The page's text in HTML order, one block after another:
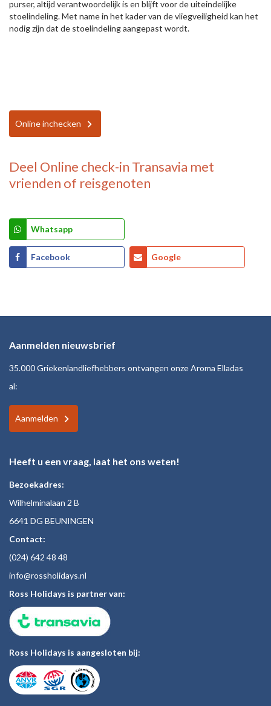
purser, altijd verantwoordelijk is en blijft voor de uiteindelijke
stoelindeling. Met name in het kader van de vliegveiligheid kan het
nodig zijn dat de stoelindeling aangepast wordt.
Online inchecken
Deel Online check-in Transavia met
vrienden of reisgenoten
Whatsapp
Facebook Google
Aanmelden nieuwsbrief
35.000 Griekenlandliefhebbers ontvangen onze Aroma Elladas
al:
Aanmelden
Heeft u een vraag, laat het ons weten!
Bezoekadres:
Wilhelminalaan 2 B
6641 DG BEUNINGEN
Contact:
(024) 642 48 48
info@rossholidays.nl
Ross Holidays is partner van:
Ross Holidays is aangesloten bij: